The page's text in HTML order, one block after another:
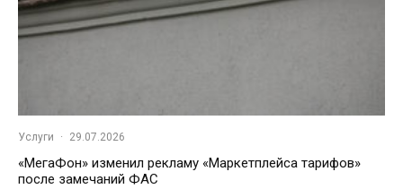
Услуги · 29.07.2026
«МегаФон» изменил рекламу «Маркетплейса тарифов»
после замечаний ФАС